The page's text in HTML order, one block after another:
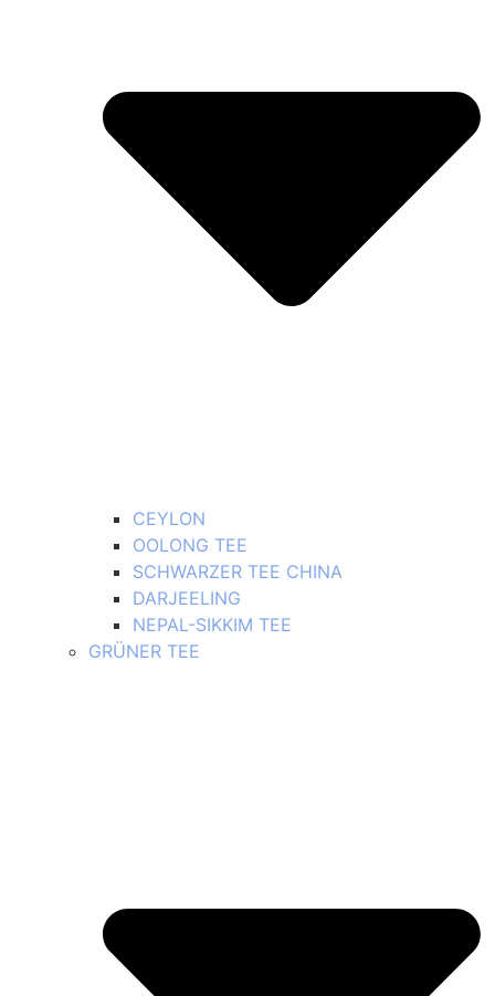
CEYLON
OOLONG TEE
SCHWARZER TEE CHINA
DARJEELING
NEPAL-SIKKIM TEE
GRÜNER TEE